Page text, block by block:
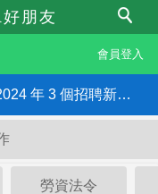
朋友
會員登入
《最低工資法》三讀通過 雇主違法最重罰150萬、公布姓名！HR一定要知道的6大重點
人工智慧、線上招聘將改變人才市場 2024 年 3 個招聘新趨勢
勞資法令